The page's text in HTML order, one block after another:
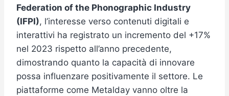
Federation of the Phonographic Industry
(IFPI), l’interesse verso contenuti digitali e
interattivi ha registrato un incremento del +17%
nel 2023 rispetto all’anno precedente,
dimostrando quanto la capacità di innovare
possa influenzare positivamente il settore. Le
piattaforme come Metalday vanno oltre la